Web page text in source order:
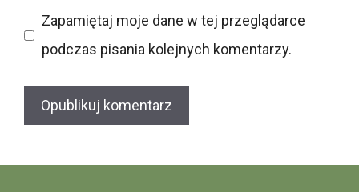
Zapamiętaj moje dane w tej przeglądarce
podczas pisania kolejnych komentarzy.